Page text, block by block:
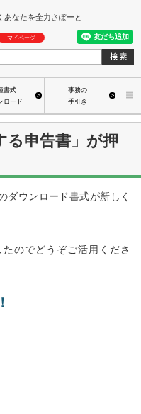
あなたを全力さぽーと
マイページ
書式
ロード
事務の
手引き
る申告書」が押
ダウンロード書式が新しく
のでどうぞご活用くださ